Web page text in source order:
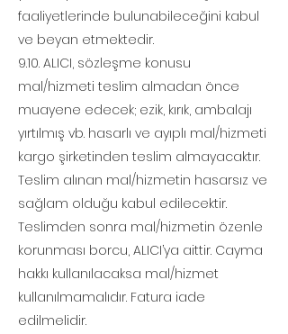
faaliyetlerinde bulunabileceğini kabul
ve beyan etmektedir.
9.10. ALICI, sözleşme konusu
mal/hizmeti teslim almadan önce
muayene edecek; ezik, kırık, ambalajı
yırtılmış vb. hasarlı ve ayıplı mal/hizmeti
kargo şirketinden teslim almayacaktır.
Teslim alınan mal/hizmetin hasarsız ve
sağlam olduğu kabul edilecektir.
Teslimden sonra mal/hizmetin özenle
korunması borcu, ALICI’ya aittir. Cayma
hakkı kullanılacaksa mal/hizmet
kullanılmamalıdır. Fatura iade
edilmelidir.